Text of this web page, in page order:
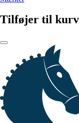
Tilføjer til